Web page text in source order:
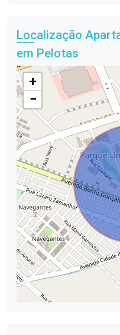
Localização
em Pelotas
+
−